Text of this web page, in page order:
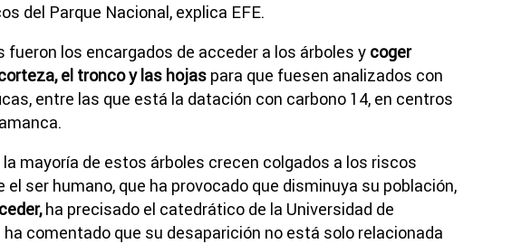
del Parque Nacional, explica EFE.
fueron los encargados de acceder a los árboles y coger
el tronco y las hojas para que fuesen analizados con
entre las que está la datación con carbono 14, en centros
la mayoría de estos árboles crecen colgados a los riscos
el ser humano, que ha provocado que disminuya su población,
ha precisado el catedrático de la Universidad de
ha comentado que su desaparición no está solo relacionada